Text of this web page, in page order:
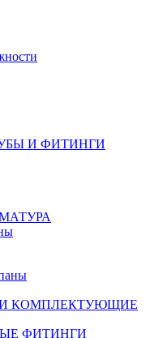
И ФИТИНГИ
КОМПЛЕКТУЮЩИЕ
ФИТИНГИ